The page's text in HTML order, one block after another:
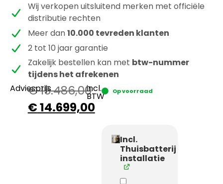
Wij verkopen uitsluitend merken met officiële
distributie rechten
Meer dan10.000 tevreden klanten
2 tot 10 jaar garantie
Zakelijk bestellen kan met btw-nummer
tijdens het afrekenen
Adviesprijs
€15.486,00
€14.699,00
incl.
BTW Op voorraad
Incl.
Thuisbatterij
installatie